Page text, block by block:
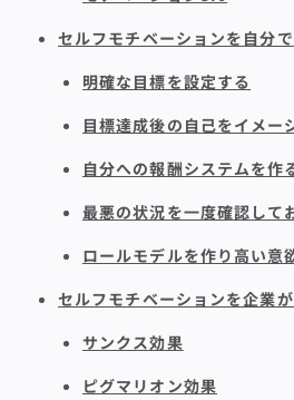
セルフモチベーションを自分
明確な目標を設定する
目標達成後の自己をイメー
自分への報酬システムを作
最悪の状況を一度確認して
ロールモデルを作り高い意
セルフモチベーションを企業
サンクス効果
ピグマリオン効果